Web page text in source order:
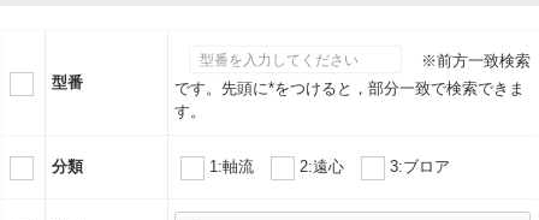
型番
※前方一致検索
です。先頭に*をつけると，部分一致で検索できま
す。
分類 1:軸流 2:遠心 3:ブロア